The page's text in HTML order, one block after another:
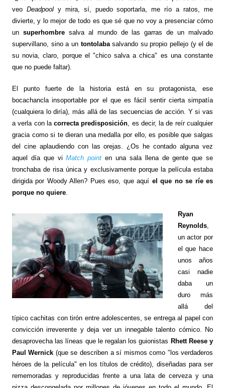
veo Deadpooly mira, sí, puedo soportarla, me río a ratos, me
divierte, y lo mejor de todo es que sé que no voy a presenciar cómo
un superhombresalva al mundo de las garras de un malvado
supervillano, sino a un tontolabasalvando su propio pellejo (y el de
su novia, claro, porque el "chico salva a chica" es una constante
que no puede faltar).
El punto fuerte de la historia está en su protagonista, ese
bocachancla insoportable por el que es fácil sentir cierta simpatía
(cualquiera lo diría), más allá de las secuencias de acción. Y si vas
a verla con lacorrecta predisposición, es decir, la de reír cualquier
gracia como si te dieran una medalla por ello, es posible que salgas
del cine aplaudiendo con las orejas. ¿Os he contado alguna vez
aquel día que viMatch point en una sala llena de gente que se
tronchaba de risa única y exclusivamente porque la película estaba
dirigida por Woody Allen? Pues eso, que aquí el que no se ríe es
porque no quiere.
Ryan
Reynolds,
un actor por
el que hace
unos años
casi nadie
daba un
duro más
allá del
típico cachitas con tirón entre adolescentes, se entrega al papel con
convicción irreverente y deja ver un innegable talento cómico. No
desaprovecha las líneas que le regalan los guionistas Rhett Reese y
Paul Wernick (que se describen a sí mismos como "los verdaderos
héroes de la película" en los títulos de crédito), diseñadas para ser
rememoradas y reproducidas frente a una lata de cerveza y una